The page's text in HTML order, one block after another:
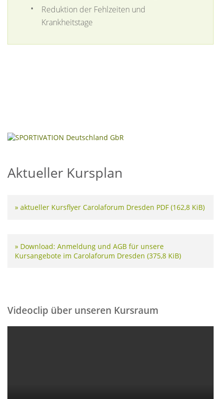
Reduktion der Fehlzeiten und
Krankheitstage
Aktueller Kursplan
» aktueller Kursflyer Carolaforum Dresden PDF(162,8 KiB)
» Download: Anmeldung und AGB für unsere
Kursangebote im Carolaforum Dresden(375,8 KiB)
Videoclip über unseren Kursraum